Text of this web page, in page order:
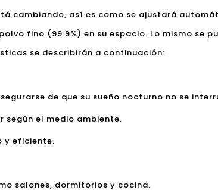
cambiando, así es como se ajustará
fino (99.9%) en su espacio. Lo mismo se
se describirán a continuación:
de que su sueño nocturno no se
según el medio ambiente.
y eficiente.
salones, dormitorios y cocina.